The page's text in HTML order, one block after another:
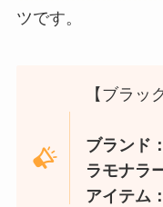
ツです。
【ブラッ
ブランド
ラモナラ
アイテム